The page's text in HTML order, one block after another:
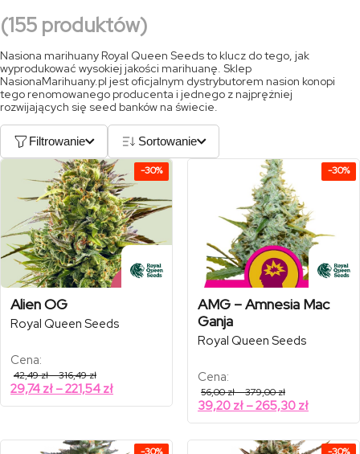
(155 produktów)
Nasiona marihuany Royal Queen Seeds to klucz do tego, jak
wyprodukować wysokiej jakości marihuanę. Sklep
NasionaMarihuany.pl jest oficjalnym dystrybutorem nasion konopi
tego renomowanego producenta i jednego z najprężniej
rozwijających się seed banków na świecie.
Filtrowanie Sortowanie
-30%
Alien OG
Royal Queen Seeds
Cena:
42,49zł–316,49złZakres
cen:
od
42,49 zł
29,74 zł –221,54 złZakres
cen:
do
-30%
AMG – Amnesia Mac
Ganja
Royal Queen Seeds
Cena:
56,00zł–379,00złZakres
cen:
od
56,00 zł
379,00 zł
39,20 zł –265,30 złZakres
cen:
39,20 zł